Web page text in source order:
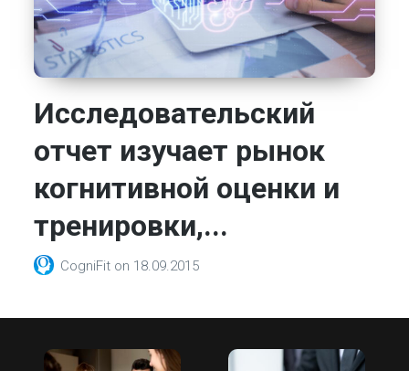
Исследовательский
отчет изучает рынок
когнитивной оценки и
тренировки,...
CogniFit on 18.09.2015